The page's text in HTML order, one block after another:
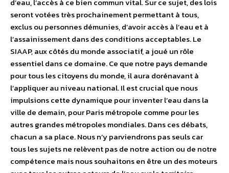
d’eau, l’accès à ce bien commun vital. Sur ce sujet, des lois
seront votées très prochainement permettant à tous,
exclus ou personnes démunies, d’avoir accès à l’eau et à
l’assainissement dans des conditions acceptables. Le
SIAAP, aux côtés du monde associatif, a joué un rôle
essentiel dans ce domaine. Ce que notre pays demande
pour tous les citoyens du monde, il aura dorénavant à
l’appliquer au niveau national. Il est crucial que nous
impulsions cette dynamique pour inventer l’eau dans la
ville de demain, pour Paris métropole comme pour les
autres grandes métropoles mondiales. Dans ces débats,
chacun a sa place. Nous n’y parviendrons pas seuls car
tous les sujets ne relèvent pas de notre action ou de notre
compétence mais nous souhaitons en être un des moteurs